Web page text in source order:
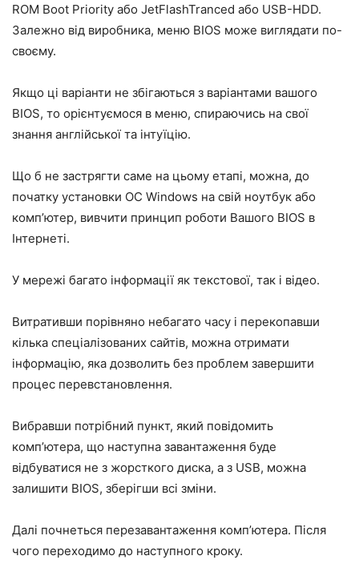
ROM Boot Priority або JetFlashTranced або USB-HDD.
Залежно від виробника, меню BIOS може виглядати по-
своєму.
Якщо ці варіанти не збігаються з варіантами вашого
BIOS, то орієнтуємося в меню, спираючись на свої
знання англійської та інтуїцію.
Що б не застрягти саме на цьому етапі, можна, до
початку установки ОС Windows на свій ноутбук або
комп’ютер, вивчити принцип роботи Вашого BIOS в
Інтернеті.
У мережі багато інформації як текстової, так і відео.
Витративши порівняно небагато часу і перекопавши
кілька спеціалізованих сайтів, можна отримати
інформацію, яка дозволить без проблем завершити
процес перевстановлення.
Вибравши потрібний пункт, який повідомить
комп’ютера, що наступна завантаження буде
відбуватися не з жорсткого диска, а з USB, можна
залишити BIOS, зберігши всі зміни.
Далі почнеться перезавантаження комп’ютера. Після
чого переходимо до наступного кроку.